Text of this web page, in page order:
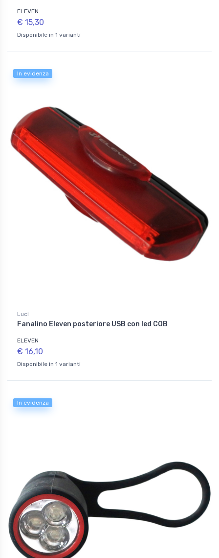
ELEVEN
€ 15,30
Disponibile in 1 varianti
In evidenza
Luci
Fanalino Eleven posteriore USB con led COB
ELEVEN
€ 16,10
Disponibile in 1 varianti
In evidenza